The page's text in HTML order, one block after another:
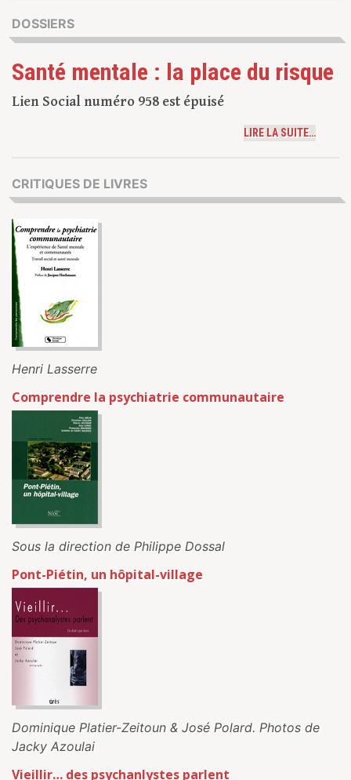
DOSSIERS
Santé mentale : la place du risque
Lien Social numéro 958 est épuisé
LIRE LA SUITE…
CRITIQUES DE LIVRES
Henri Lasserre
Comprendre la psychiatrie communautaire
Sous la direction de Philippe Dossal
Pont-Piétin, un hôpital-village
Dominique Platier-Zeitoun & José Polard. Photos de
Jacky Azoulai
Vieillir… des psychanlystes parlent